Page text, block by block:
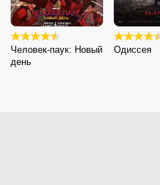
Человек-паук: Новый
день
Одиссея